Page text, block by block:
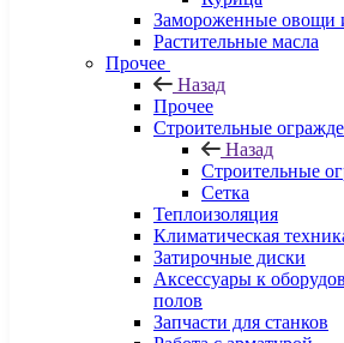
Замороженные овощи
Растительные масла
Прочее
Назад
Прочее
Строительные
Назад
Строительные
Сетка
Теплоизоляция
Климатическая
Затирочные диски
Аксессуары к
полов
Запчасти для станков